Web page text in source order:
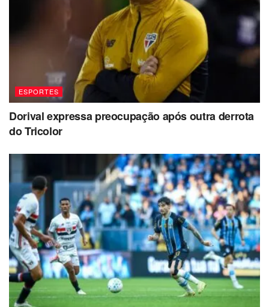
ESPORTES
Dorival expressa preocupação após outra derrota
do Tricolor